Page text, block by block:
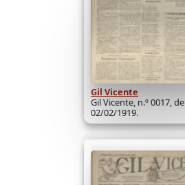
Gil Vicente
Gil Vicente, n.º 0017, de
02/02/1919.